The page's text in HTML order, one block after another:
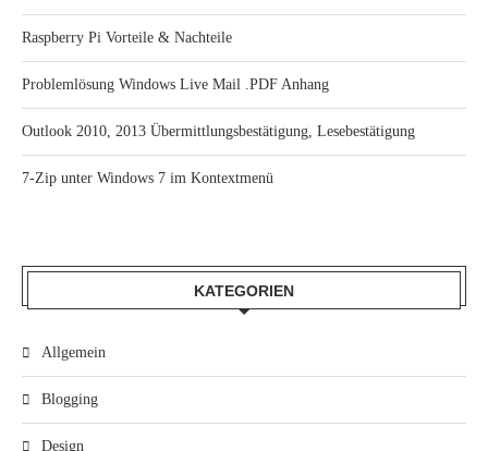
Raspberry Pi Vorteile & Nachteile
Problemlösung Windows Live Mail .PDF Anhang
Outlook 2010, 2013 Übermittlungsbestätigung, Lesebestätigung
7-Zip unter Windows 7 im Kontextmenü
KATEGORIEN
Allgemein
Blogging
Design